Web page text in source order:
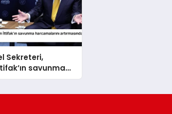
Sekreteri,
savunma
artırmasındaki